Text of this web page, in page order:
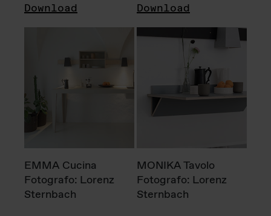
Download Download
EMMA Cucina
Fotografo: Lorenz
Sternbach
MONIKA Tavolo
Fotografo: Lorenz
Sternbach